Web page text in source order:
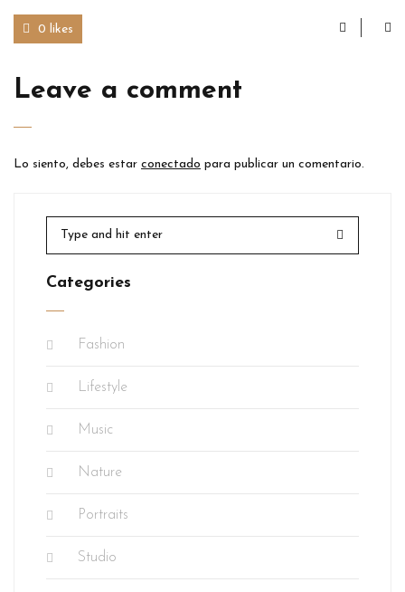
0 likes
Leave a comment
Lo siento, debes estar conectado para publicar un comentario.
Categories
Fashion
Lifestyle
Music
Nature
Portraits
Studio